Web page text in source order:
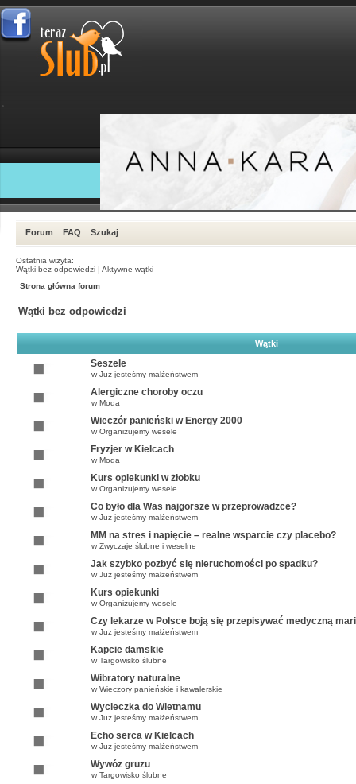
Forum FAQ Szukaj
Ostatnia wizyta:
Wątki bez odpowiedzi | Aktywne wątki
Strona główna forum
Wątki bez odpowiedzi
Wątki
Seszele
w Już jesteśmy małżeństwem
Alergiczne choroby oczu
w Moda
Wieczór panieński w Energy 2000
w Organizujemy wesele
Fryzjer w Kielcach
w Moda
Kurs opiekunki w żłobku
w Organizujemy wesele
Co było dla Was najgorsze w przeprowadzce?
w Już jesteśmy małżeństwem
MM na stres i napięcie – realne wsparcie czy placebo?
w Zwyczaje ślubne i weselne
Jak szybko pozbyć się nieruchomości po spadku?
w Już jesteśmy małżeństwem
Kurs opiekunki
w Organizujemy wesele
Czy lekarze w Polsce boją się przepisywać medyczną
w Już jesteśmy małżeństwem
Kapcie damskie
w Targowisko ślubne
Wibratory naturalne
w Wieczory panieńskie i kawalerskie
Wycieczka do Wietnamu
w Już jesteśmy małżeństwem
Echo serca w Kielcach
w Już jesteśmy małżeństwem
Wywóz gruzu
w Targowisko ślubne